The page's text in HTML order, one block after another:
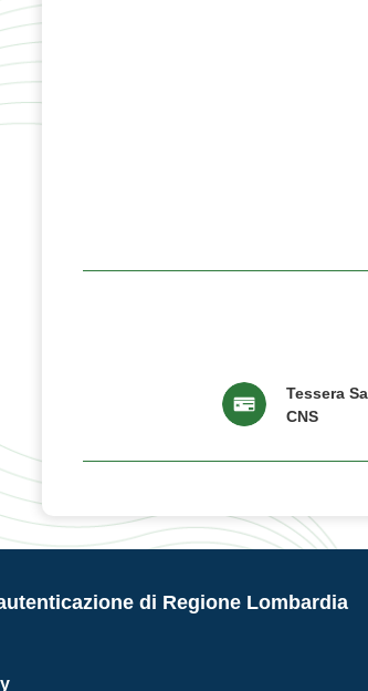
Tessera
CNS
di Regione Lombardia